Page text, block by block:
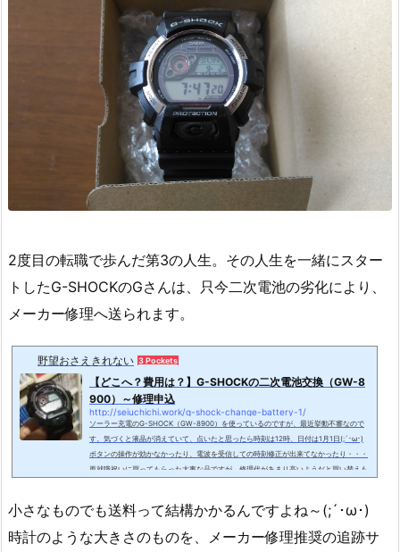
2度目の転職で歩んだ第3の人生。その人生を一緒にスター
トしたG-SHOCKのGさんは、只今二次電池の劣化により、
メーカー修理へ送られます。
野望おさえきれない 3 Pockets
【どこへ？費用は？】G-SHOCKの二次電池交換（GW-8
900）～修理申込
http://seiuchichi.work/g-shock-change-battery-1/
ソーラー充電のG-SHOCK（GW-8900）を使っているのですが、最近挙動不審なので
す。気づくと液晶が消えていて、点いたと思ったら時刻は12時、日付は1月1日(;´･ω･)
ボタンの操作が効かなかったり、電波を受信しての時刻修正が出来てなかったり・・・
再就職祝いに買ってもらった大事な品ですが、修理代があまり高いようだと買い替えも
上浴びさせる( ･`д･´)といった情報を信...
小さなものでも送料って結構かかるんですよね～(;´･ω･)
時計のような大きさのものを、メーカー修理推奨の追跡サ